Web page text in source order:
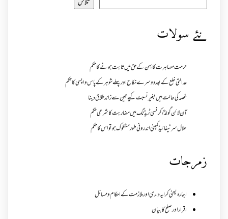
تلاش
نئے سولات
حرمت مصاہرت کا بہن کے حق میں ثابت ہونے کا حکم
عدالتی خلع کے بعد دوسرے نکاح اور پہلے شوہر کے پاس واپسی کا حکم
غصہ کی حالت میں بغیر نسبت کیے تین سے زائد طلاق دینا
آن لائن گولڈ /کرنسی ٹریڈنگ میں مضاربت کا شرعی حکم
حلال سرٹیفائیڈ کمپنی اندرونی طور مشکوک ہو تو اس کا حکم
زمرجات
اجارہ یعنی کرایہ داری اور ملازمت کے احکام و مسائل
اقرار اور صلح کا بیان